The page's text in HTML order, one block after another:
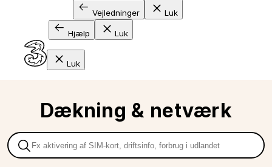
Vejledninger Luk
Hjælp Luk
Luk
Dækning & netværk